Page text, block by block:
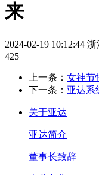
来
2024-02-19 10:12:44 浙
425
上一条： 女神节
下一条： 亚达系
关于亚达
亚达简介
董事长致辞